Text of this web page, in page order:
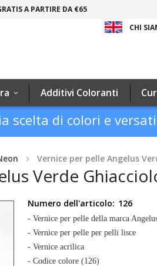
A PARTIRE DA €65
CHI
Additivi Coloranti
scelta di colori e
Vernice per pelle Angelus
Verde
Numero dell'articolo: 126
- Vernice per pelle della marca
- Vernice per pelle per pelli lisce
- Vernice acrilica
- Codice colore (126)